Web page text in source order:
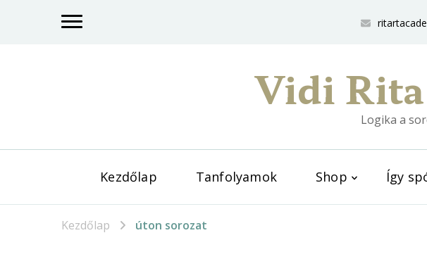
Vidi
Logika a
Kezdőlap Tanfolyamok Shop Így
Kezdőlap úton sorozat